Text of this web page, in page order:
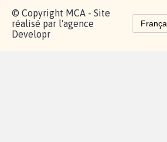
© Copyright MCA - Site
réalisé par l'agence
Developr